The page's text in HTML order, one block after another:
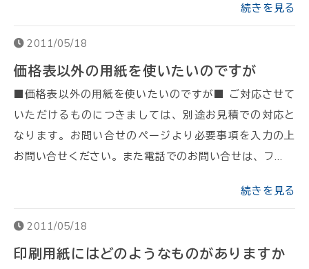
続きを見る
2011/05/18
価格表以外の用紙を使いたいのですが
■価格表以外の用紙を使いたいのですが■ ご対応させて
いただけるものにつきましては、別途お見積での対応と
なります。お問い合せのページより必要事項を入力の上
お問い合せください。また電話でのお問い合せは、フ…
続きを見る
2011/05/18
印刷用紙にはどのようなものがありますか